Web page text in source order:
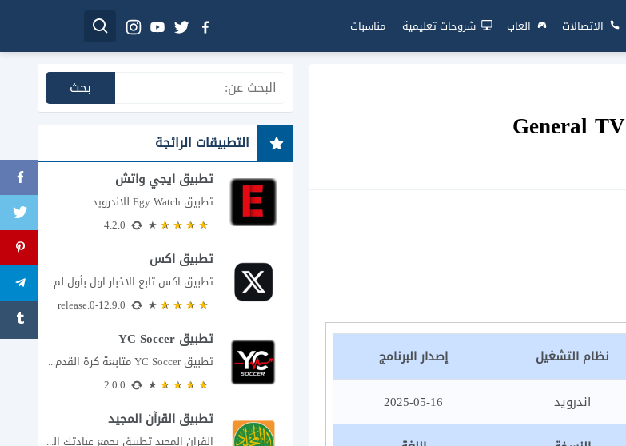
الاتصالات العاب شروحات تعليمية مناسبات
نظام التشغيل إصدار البرنامج
اندرويد
2025-05-16
التطبيقات الرائجة
تطبيق ايجي واتش
تطبيق Egy Watch للاندرويد
تطبيق اكس
تطبيق اكس تابع الاخبار اول بأول لم يعد تطبيق X، المعروف سابقا باسم تويتر،...
تطبيق YC Soccer
تطبيق YC Soccer متابعة كرة القدم لحظة بلحظة مع اقتراب مباراة مصر والأرجنتين في...
تطبيق القرآن المجيد
القران المجيد تطبيق يجمع عبادتك اليومية في مكان واحد إذا كنت تبحث عن تطبيق...